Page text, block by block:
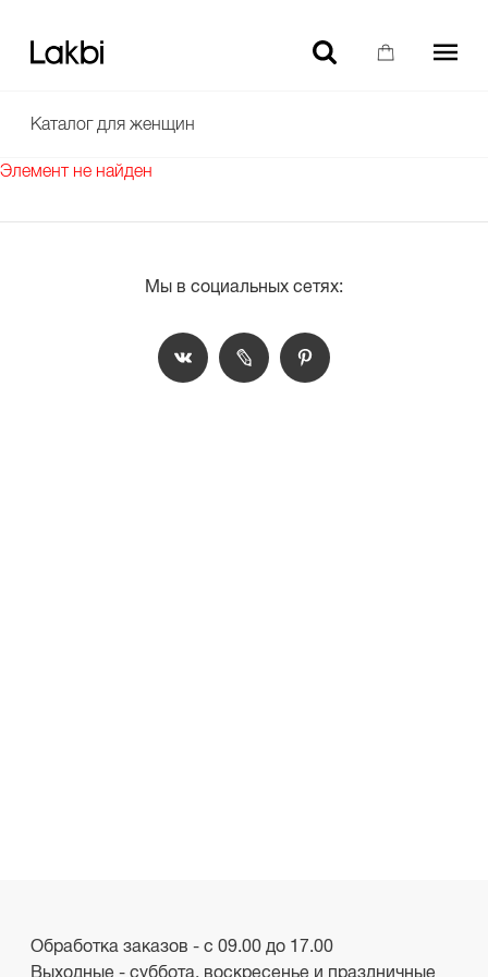
Каталог для женщин
Элемент не найден
Мы в социальных сетях:
Обработка заказов - с 09.00 до 17.00
Выходные - суббота, воскресенье и праздничные